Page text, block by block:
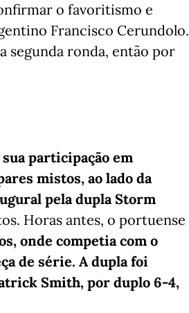
o favoritismo e
Francisco Cerundolo.
segunda ronda, então por
participação em
mistos, ao lado da
pela dupla Storm
Horas antes, o portuense
onde competia com o
de série. A dupla foi
Smith, por duplo 6-4,